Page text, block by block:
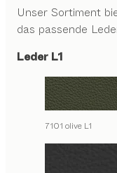
Unser Sortiment
das passende
Leder L1
7101 olive L1